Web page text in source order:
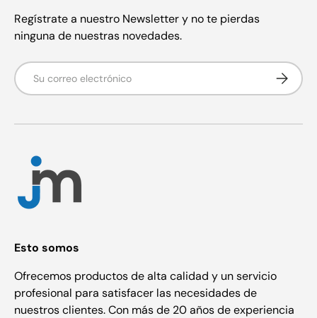
Regístrate a nuestro Newsletter y no te pierdas
ninguna de nuestras novedades.
Correo electrónico
Esto somos
Ofrecemos productos de alta calidad y un servicio
profesional para satisfacer las necesidades de
nuestros clientes. Con más de 20 años de experiencia